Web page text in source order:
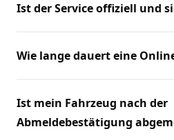
Ist der Service offiziell und
Wie lange dauert eine
Ist mein Fahrzeug nach der
Abmeldebestätigung